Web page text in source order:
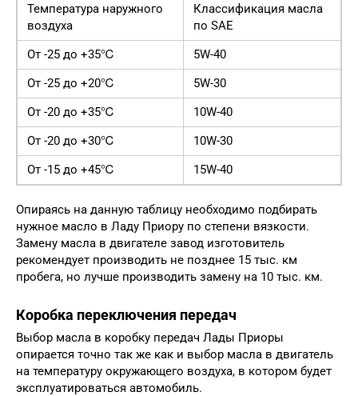
Температура наружного
воздуха
Классификация масла
по SAE
От -25 до +35℃
5W-40
От -25 до +20℃
5W-30
От -20 до +35℃
10W-40
От -20 до +30℃
10W-30
От -15 до +45℃
15W-40
Опираясь на данную таблицу необходимо подбирать
нужное масло в Ладу Приору по степени вязкости.
Замену масла в двигателе завод изготовитель
рекомендует производить не позднее 15 тыс. км
пробега, но лучше производить замену на 10 тыс. км.
Коробка переключения передач
Выбор масла в коробку передач Лады Приоры
опирается точно так же как и выбор масла в двигатель
на температуру окружающего воздуха, в котором будет
эксплуатироваться автомобиль.